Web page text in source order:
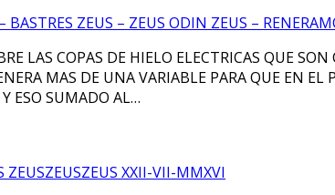
ZEUS – ZEUS ODIN ZEUS –
LAS COPAS DE HIELO ELECTRICAS QUE
MAS DE UNA VARIABLE PARA QUE EN
ESO SUMADO AL…
ZEUSZEUSZEUS XXII-VII-MMXVI